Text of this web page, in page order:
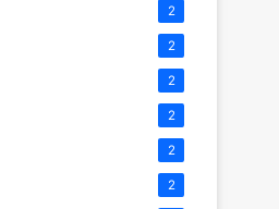
2
2
2
2
2
2